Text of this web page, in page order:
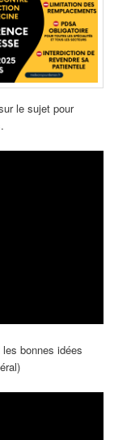
le sujet pour
bonnes idées